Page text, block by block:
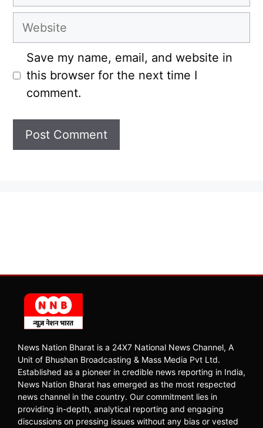
Website
Save my name, email, and website in
this browser for the next time I
comment.
News Nation Bharat is a 24X7 National News Channel, A
Unit of Bhushan Broadcasting & Mass Media Pvt Ltd.
Established as a pioneer in credible news reporting in India,
News Nation Bharat has emerged as the most respected
news channel in the country. Our commitment lies in
providing in-depth, analytical reporting and engaging
discussions on pressing issues without any bias or vested